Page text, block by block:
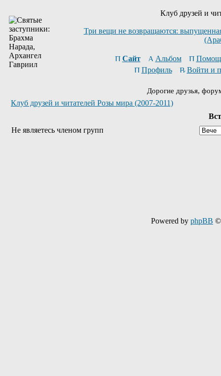
Клуб друзей и
Три вещи не возвращаются:
Сайт Альбом
Профиль
Войти и
Дорогие друзья,
Клуб друзей и читателей Розы мира (2007-2011)
Не являетесь членом групп
Powered by phpBB ©